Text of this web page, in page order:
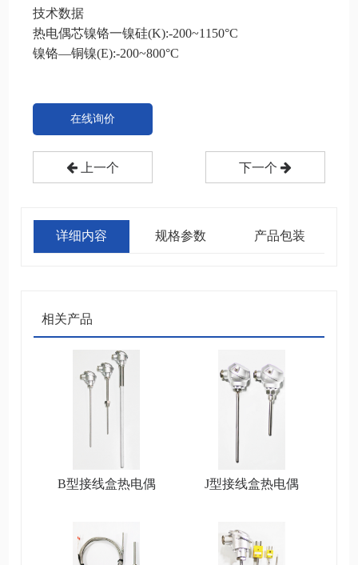
技术数据
热电偶芯镍铬一镍硅(K):-200~1150°C
镍铬—铜镍(E):-200~800°C
在线询价
上一个 下一个
详细内容 规格参数 产品包装
相关产品
B型接线盒热电偶 J型接线盒热电偶